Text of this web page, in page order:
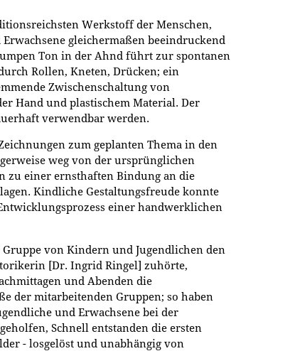
Werkstoff der Menschen,
gleichermaßen beeindruckend
Ton in der Ahnd führt zur spontanen
Rollen, Kneten, Drücken; ein
Zwischenschaltung von
Hand und plastischem Material. Der
verwendbar werden.
zum geplanten Thema in den
weg von der ursprünglichen
zu einer ernsthaften Bindung an die
Kindliche Gestaltungsfreude konnte
einer handwerklichen
von Kindern und Jugendlichen den
[Dr. Ingrid Ringel] zuhörte,
und Abenden die
der mitarbeitenden Gruppen; so haben
und Erwachsene bei der
Schnell entstanden die ersten
- losgelöst und unabhängig von